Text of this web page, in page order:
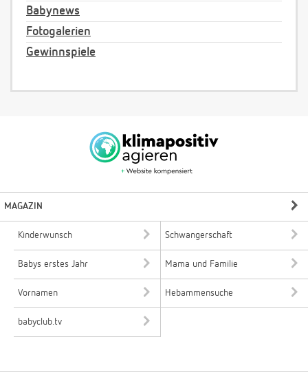
Babynews
Fotogalerien
Gewinnspiele
MAGAZIN
Kinderwunsch Schwangerschaft
Babys erstes Jahr Mama und Familie
Vornamen Hebammensuche
babyclub.tv